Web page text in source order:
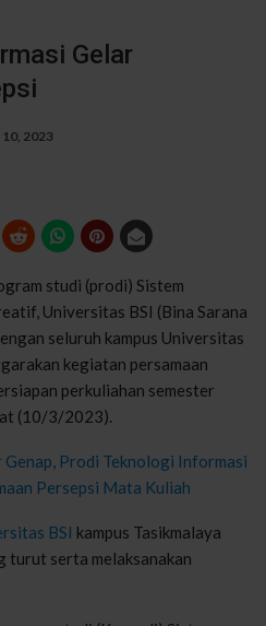
Gelar
2023
studi (prodi) Sistem
Universitas BSI (Bina Sarana
seluruh kampus Universitas
kegiatan persamaan
perkuliahan semester
(10/3/2023).
Genap, Prodi Teknologi Informasi
Persepsi Mata Kuliah
BSI kampus Tasikmalaya
turut serta melaksanakan